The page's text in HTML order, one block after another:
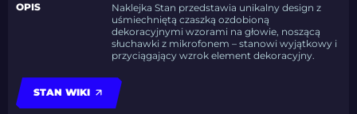
OPIS
Naklejka Stan przedstawia unikalny design z
uśmiechniętą czaszką ozdobioną
dekoracyjnymi wzorami na głowie, noszącą
słuchawki z mikrofonem – stanowi wyjątkowy i
przyciągający wzrok element dekoracyjny.
STAN WIKI